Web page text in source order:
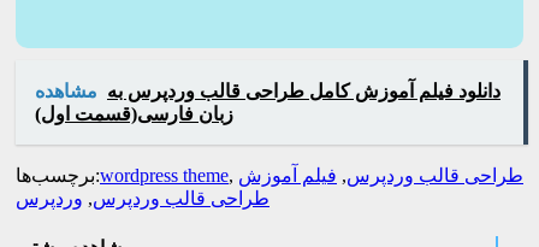
مشاهده دانلود فیلم آموزش کامل طراحی قالب وردپرس به
زبان فارسی(قسمت اول)
برچسب‌ها:wordpress theme, طراحی قالب وردپرس, فیلم آموزش
طراحی قالب وردپرس, وردپرس